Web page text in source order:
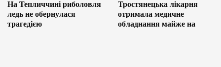
На Тепличчині риболовля
ледь не обернулася
трагедією
Тростянецька лікарня
отримала медичне
обладнання майже на